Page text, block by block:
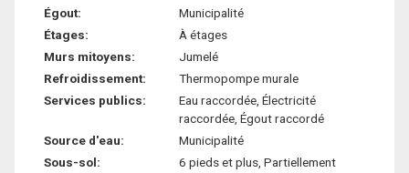
Égout:
Municipalité
Étages:
À étages
Murs mitoyens:
Jumelé
Refroidissement:
Thermopompe murale
Services publics:
Eau raccordée, Électricité
raccordée, Égout raccordé
Source d'eau:
Municipalité
Sous-sol:
6 pieds et plus, Partiellement